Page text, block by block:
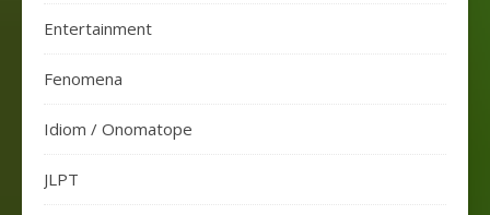
Entertainment
Fenomena
Idiom / Onomatope
JLPT